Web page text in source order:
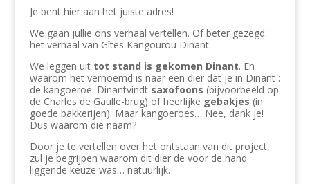
Je bent hier aan het juiste adres!
We gaan jullie ons verhaal vertellen. Of beter gezegd:
het verhaal van Gîtes Kangourou Dinant.
We leggen uittot stand is gekomen Dinant. En
waarom het vernoemd is naar een dier dat je in Dinant :
de kangoeroe. Dinantvindt saxofoons (bijvoorbeeld op
de Charles de Gaulle-brug) of heerlijke gebakjes (in
goede bakkerijen). Maar kangoeroes… Nee, dank je!
Dus waarom die naam?
Door je te vertellen over het ontstaan ​​van dit project,
zul je begrijpen waarom dit dier de voor de hand
liggende keuze was… natuurlijk.